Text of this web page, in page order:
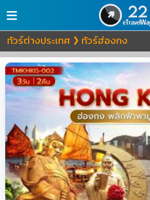
≡
ทัวร์ต่างประเทศ ❯ ทัวร์ฮ่องกง